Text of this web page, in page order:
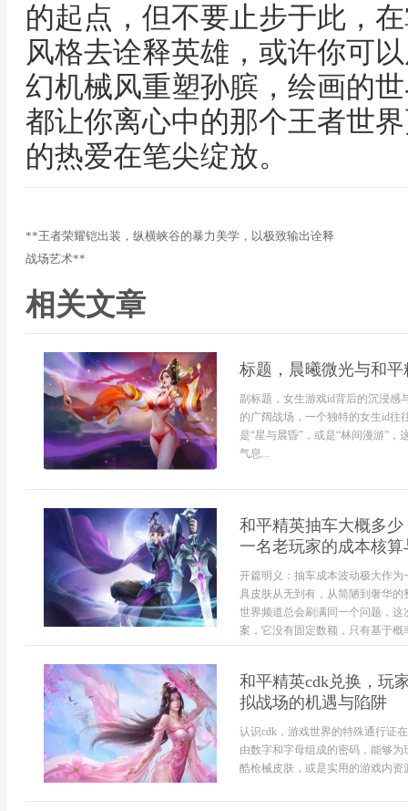
的起点，但不要止步于此，
风格去诠释英雄，或许你可
幻机械风重塑孙膑，绘画的
都让你离心中的那个王者世
的热爱在笔尖绽放。
**王者荣耀铠出装，纵横峡谷的暴力美学，以极致输出诠释
战场艺术**
相关文章
标题，晨曦微光与和
副标题，女生游戏id背后的沉浸感
的广阔战场，一个独特的女生id往
是“星与晨昏”，或是“林间漫游”
气息...
和平精英抽车大概多
一名老玩家的成本核
开篇明义：抽车成本波动极大作
具皮肤从无到有，从简陋到奢华
世界频道总会刷满同一个问题，
案，它没有固定数额，只有基于
和平精英cdk兑换，玩
拟战场的机遇与陷阱
认识cdk，游戏世界的特殊通行证
由数字和字母组成的密码，能够
酷枪械皮肤，或是实用的游戏内